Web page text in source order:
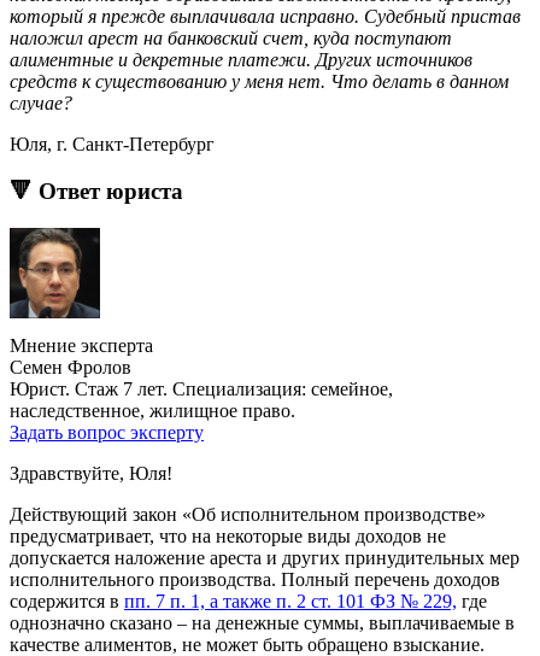
который я прежде выплачивала исправно. Судебный пристав
наложил арест на банковский счет, куда поступают
алиментные и декретные платежи. Других источников
средств к существованию у меня нет. Что делать в данном
случае?
Юля, г. Санкт-Петербург
🔻 Ответ юриста
Мнение эксперта
Семен Фролов
Юрист. Стаж 7 лет. Специализация: семейное,
наследственное, жилищное право.
Задать вопрос эксперту
Здравствуйте, Юля!
Действующий закон «Об исполнительном производстве»
предусматривает, что на некоторые виды доходов не
допускается наложение ареста и других принудительных мер
исполнительного производства. Полный перечень доходов
содержится в пп. 7 п. 1, а также п. 2 ст. 101 ФЗ № 229, где
однозначно сказано – на денежные суммы, выплачиваемые в
качестве алиментов, не может быть обращено взыскание.